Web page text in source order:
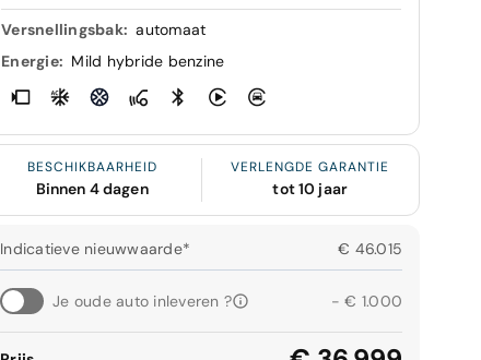
Versnellingsbak: automaat
Energie: Mild hybride benzine
BESCHIKBAARHEID
Binnen 4 dagen
VERLENGDE GARANTIE
tot 10 jaar
Indicatieve nieuwwaarde* € 46.015
Je oude auto inleveren ? - € 1.000